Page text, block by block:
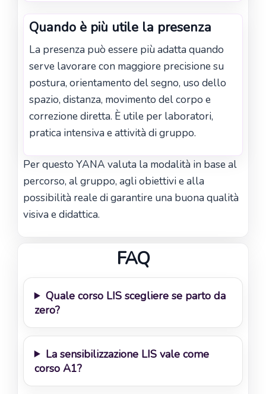
Quando è più utile la presenza
La presenza può essere più adatta quando
serve lavorare con maggiore precisione su
postura, orientamento del segno, uso dello
spazio, distanza, movimento del corpo e
correzione diretta. È utile per laboratori,
pratica intensiva e attività di gruppo.
Per questo YANA valuta la modalità in base al
percorso, al gruppo, agli obiettivi e alla
possibilità reale di garantire una buona qualità
visiva e didattica.
FAQ
Quale corso LIS scegliere se parto da
zero?
La sensibilizzazione LIS vale come
corso A1?